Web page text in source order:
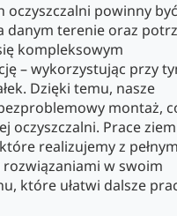
oczyszczalni powinny być
danym terenie oraz
kompleksowym
– wykorzystując przy
Dzięki temu, nasze
montaż,
oczyszczalni. Prace
realizujemy z pełnym
w swoim
które ułatwi dalsze